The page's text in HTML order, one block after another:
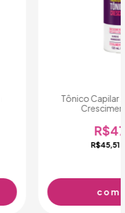
Tônico Capilar
R$45,51